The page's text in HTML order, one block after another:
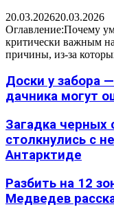
20.03.202620.03.2026
Оглавление:Почему
критически важным
причины, из-за
Доски у забора
дачника могут
Загадка черных
столкнулись с
Антарктиде
Разбить на 12
Медведев